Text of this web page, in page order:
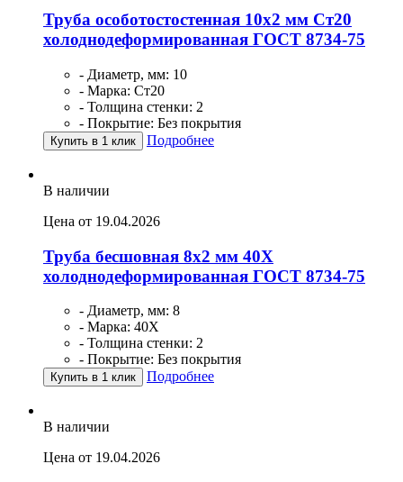
Труба особотостостенная 10х2 мм Ст20
холоднодеформированная ГОСТ 8734-75
- Диаметр, мм: 10
- Марка: Ст20
- Толщина стенки: 2
- Покрытие: Без покрытия
Купить в 1 клик Подробнее
В наличии
Цена от 19.04.2026
Труба бесшовная 8х2 мм 40Х
холоднодеформированная ГОСТ 8734-75
- Диаметр, мм: 8
- Марка: 40Х
- Толщина стенки: 2
- Покрытие: Без покрытия
Купить в 1 клик Подробнее
В наличии
Цена от 19.04.2026